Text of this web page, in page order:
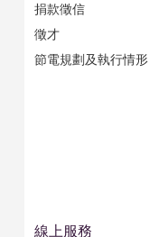
捐款徵信
徵才
節電規劃及執行情形
線上服務